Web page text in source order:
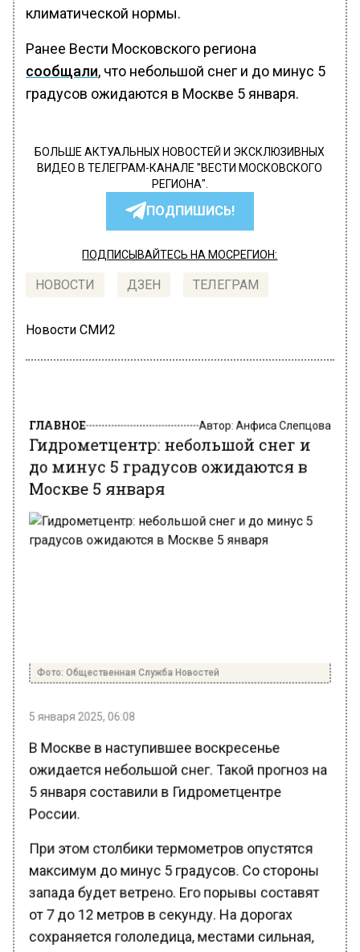
климатической нормы.
Ранее Вести Московского региона
сообщали, что небольшой снег и до минус 5
градусов ожидаются в Москве 5 января.
БОЛЬШЕ АКТУАЛЬНЫХ НОВОСТЕЙ И ЭКСКЛЮЗИВНЫХ
ВИДЕО В ТЕЛЕГРАМ-КАНАЛЕ "ВЕСТИ МОСКОВСКОГО
РЕГИОНА".
ПОДПИШИСЬ!
ПОДПИСЫВАЙТЕСЬ НА МОСРЕГИОН:
НОВОСТИ ДЗЕН ТЕЛЕГРАМ
Новости СМИ2
Гидрометцентр: небольшой снег и
до минус 5 градусов ожидаются в
Москве 5 января
Фото: Общественная Служба Новостей
5 января 2025, 06:08
В Москве в наступившее воскресенье
ожидается небольшой снег. Такой прогноз на
5 января составили в Гидрометцентре
России.
При этом столбики термометров опустятся
максимум до минус 5 градусов. Со стороны
запада будет ветрено. Его порывы составят
от 7 до 12 метров в секунду. На дорогах
сохраняется гололедица, местами сильная,